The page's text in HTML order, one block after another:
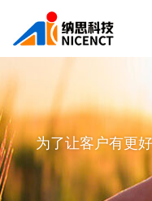
为了让客户有更